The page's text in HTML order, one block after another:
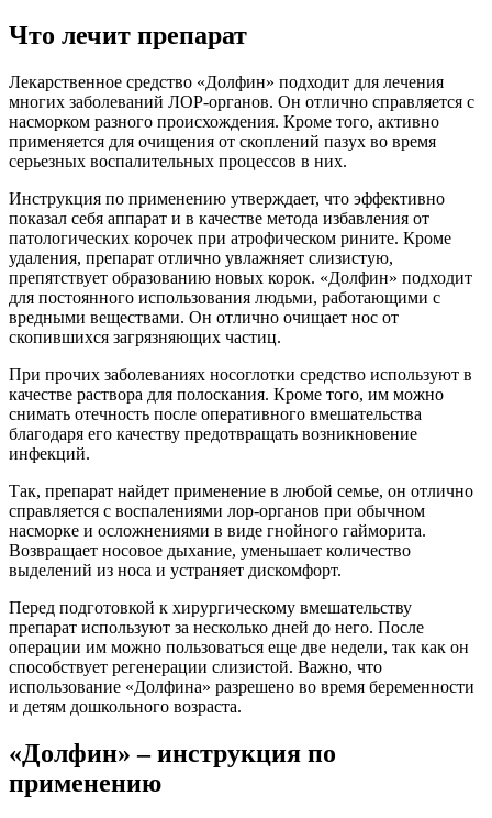
Что лечит препарат
Лекарственное средство «Долфин» подходит для лечения
многих заболеваний ЛОР-органов. Он отлично справляется с
насморком разного происхождения. Кроме того, активно
применяется для очищения от скоплений пазух во время
серьезных воспалительных процессов в них.
Инструкция по применению утверждает, что эффективно
показал себя аппарат и в качестве метода избавления от
патологических корочек при атрофическом рините. Кроме
удаления, препарат отлично увлажняет слизистую,
препятствует образованию новых корок. «Долфин» подходит
для постоянного использования людьми, работающими с
вредными веществами. Он отлично очищает нос от
скопившихся загрязняющих частиц.
При прочих заболеваниях носоглотки средство используют в
качестве раствора для полоскания. Кроме того, им можно
снимать отечность после оперативного вмешательства
благодаря его качеству предотвращать возникновение
инфекций.
Так, препарат найдет применение в любой семье, он отлично
справляется с воспалениями лор-органов при обычном
насморке и осложнениями в виде гнойного гайморита.
Возвращает носовое дыхание, уменьшает количество
выделений из носа и устраняет дискомфорт.
Перед подготовкой к хирургическому вмешательству
препарат используют за несколько дней до него. После
операции им можно пользоваться еще две недели, так как он
способствует регенерации слизистой. Важно, что
использование «Долфина» разрешено во время беременности
и детям дошкольного возраста.
«Долфин» – инструкция по
применению